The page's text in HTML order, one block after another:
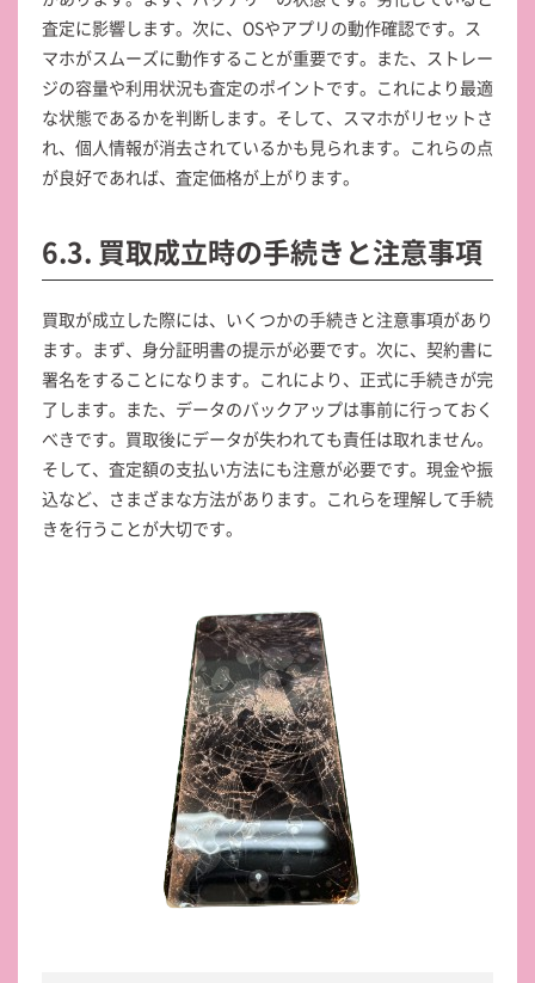
査定に影響します。次に、OSやアプリの動作確認です。ス
マホがスムーズに動作することが重要です。また、ストレー
ジの容量や利用状況も査定のポイントです。これにより最適
な状態であるかを判断します。そして、スマホがリセットさ
れ、個人情報が消去されているかも見られます。これらの点
が良好であれば、査定価格が上がります。
6.3. 買取成立時の手続きと注意事項
買取が成立した際には、いくつかの手続きと注意事項があり
ます。まず、身分証明書の提示が必要です。次に、契約書に
署名をすることになります。これにより、正式に手続きが完
了します。また、データのバックアップは事前に行っておく
べきです。買取後にデータが失われても責任は取れません。
そして、査定額の支払い方法にも注意が必要です。現金や振
込など、さまざまな方法があります。これらを理解して手続
きを行うことが大切です。